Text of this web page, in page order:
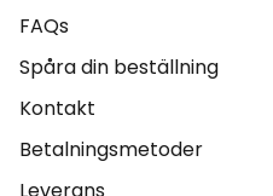
FAQs
Spåra din beställning
Kontakt
Betalningsmetoder